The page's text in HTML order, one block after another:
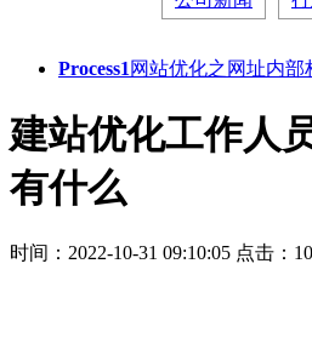
Process1 网站优化之网址内部
建站优化工作人
有什么
时间：2022-10-31 09:10:05 点击：